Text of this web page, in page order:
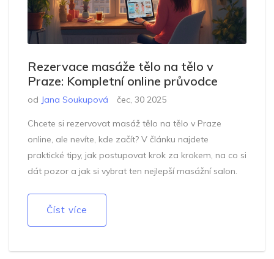
Rezervace masáže tělo na tělo v
Praze: Kompletní online průvodce
od Jana Soukupová čec, 30 2025
Chcete si rezervovat masáž tělo na tělo v Praze
online, ale nevíte, kde začít? V článku najdete
praktické tipy, jak postupovat krok za krokem, na co si
dát pozor a jak si vybrat ten nejlepší masážní salon.
Číst více